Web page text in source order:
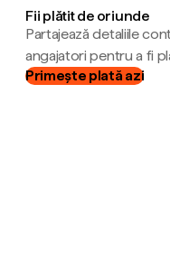
Fii plătit de oriunde
Partajează detaliile
angajatori pentru a fi
Primește plată azi